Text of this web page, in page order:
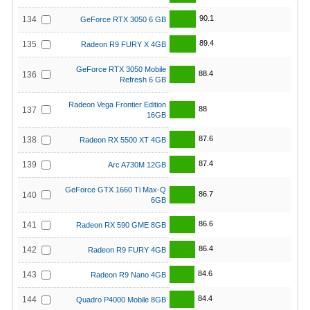
134 GeForce RTX 3050 6 GB 90.1
135 Radeon R9 FURY X 4GB 89.4
136
GeForce RTX 3050 Mobile
Refresh 6 GB
88.4
137
Radeon Vega Frontier Edition
16GB
88
138 Radeon RX 5500 XT 4GB 87.6
139 Arc A730M 12GB 87.4
140
GeForce GTX 1660 Ti Max-Q
6GB
86.7
141 Radeon RX 590 GME 8GB 86.6
142 Radeon R9 FURY 4GB 86.4
143 Radeon R9 Nano 4GB 84.6
144 Quadro P4000 Mobile 8GB 84.4